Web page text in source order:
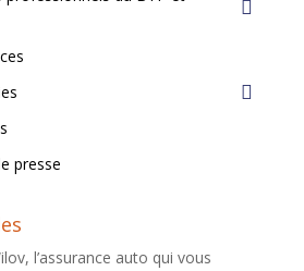
presse
l’assurance auto qui vous